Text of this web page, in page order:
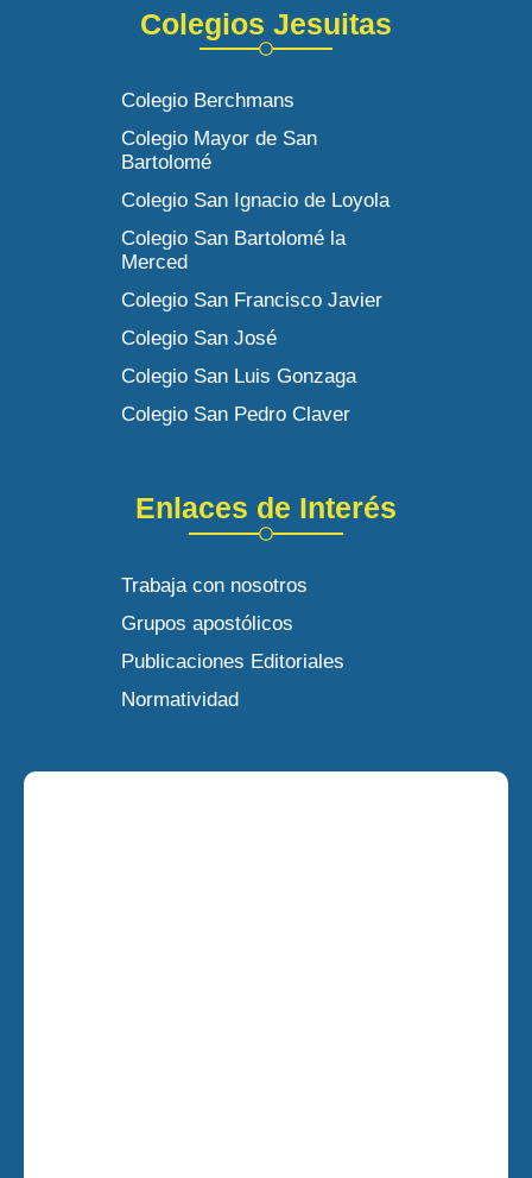
Colegios Jesuitas
Colegio Berchmans
Colegio Mayor de San
Bartolomé
Colegio San Ignacio de Loyola
Colegio San Bartolomé la
Merced
Colegio San Francisco Javier
Colegio San José
Colegio San Luis Gonzaga
Colegio San Pedro Claver
Enlaces de Interés
Trabaja con nosotros
Grupos apostólicos
Publicaciones Editoriales
Normatividad